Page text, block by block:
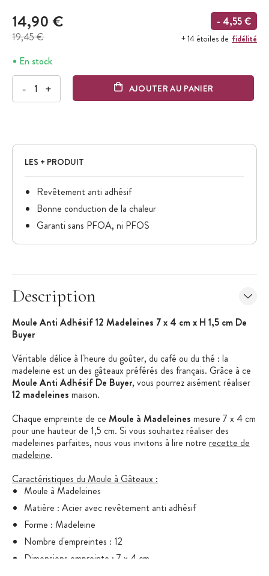
14,90 €
19,45 €
- 4,55 €
+ 14 étoiles de fidélité
En stock
- + AJOUTER AU PANIER
LES + PRODUIT
Revêtement anti adhésif
Bonne conduction de la chaleur
Garanti sans PFOA, ni PFOS
Description
Moule Anti Adhésif 12 Madeleines 7 x 4 cm x H 1,5 cm De
Buyer
Véritable délice à l'heure du goûter, du café ou du thé : la
madeleine est un des gâteaux préférés des français. Grâce à ce
Moule Anti Adhésif De Buyer, vous pourrez aisément réaliser
12 madeleines maison.
Chaque empreinte de ce Moule à Madeleines mesure 7 x 4 cm
pour une hauteur de 1,5 cm. Si vous souhaitez réaliser des
madeleines parfaites, nous vous invitons à lire notre recette de
madeleine.
Caractéristiques du Moule à Gâteaux :
Moule à Madeleines
Matière : Acier avec revêtement anti adhésif
Forme : Madeleine
Nombre d'empreintes : 12
Dimensions empreinte : 7 x 4 cm